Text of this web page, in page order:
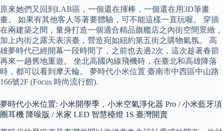
原來她們又回到LAB區，一個還在揮棒，一個還在用3D筆畫
畫。 如果有其他客人等著要體驗，可不能這樣一直玩喔。 穿插
在兩建築之間，量身打造一個適合精品旗艦店之內街空間景緻，
加上內街之露天表演臺，營造宛如紐約第五街之購物氣氛。 高
雄夢時代已經開幕一段時間了，之前也去過2次，這次趁著春節
再來一趟舊地重遊。 坐北高國內線飛機時，在臺北和高雄降落
時，都可以看到摩天輪。 夢時代小米位置 臺南市中西區中山路
166號2F (Focus 時尚流行館).
夢時代小米位置: 小米開學季，小米空氣淨化器 Pro / 小米藍牙項
圈耳機 降噪版 / 米家 LED 智慧檯燈 1S 臺灣開賣